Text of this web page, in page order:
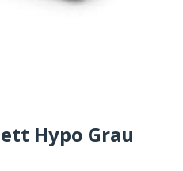
Hypo Grau